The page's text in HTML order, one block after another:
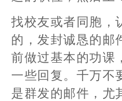
找校友或者同胞，
的，发封诚恳的邮
前做过基本的功课
一些回复。千万不
是群发的邮件，尤